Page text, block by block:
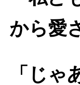
から愛
「じゃ